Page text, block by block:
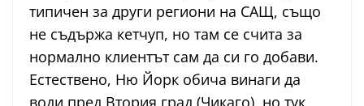
типичен за други региони на САЩ, също
не съдържа кетчуп, но там се счита за
нормално клиентът сам да си го добави.
Естествено, Ню Йорк обича винаги да
води пред Втория град (Чикаго), но тук